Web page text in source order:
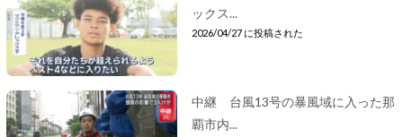
ックス...
2026/04/27 に投稿された
中継 台風13号の暴風域に入った那
覇市内...